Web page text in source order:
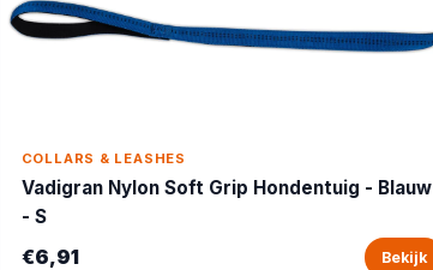
COLLARS & LEASHES
Vadigran Nylon Soft Grip Hondentuig - Blauw
- S
€6,91 Bekijk